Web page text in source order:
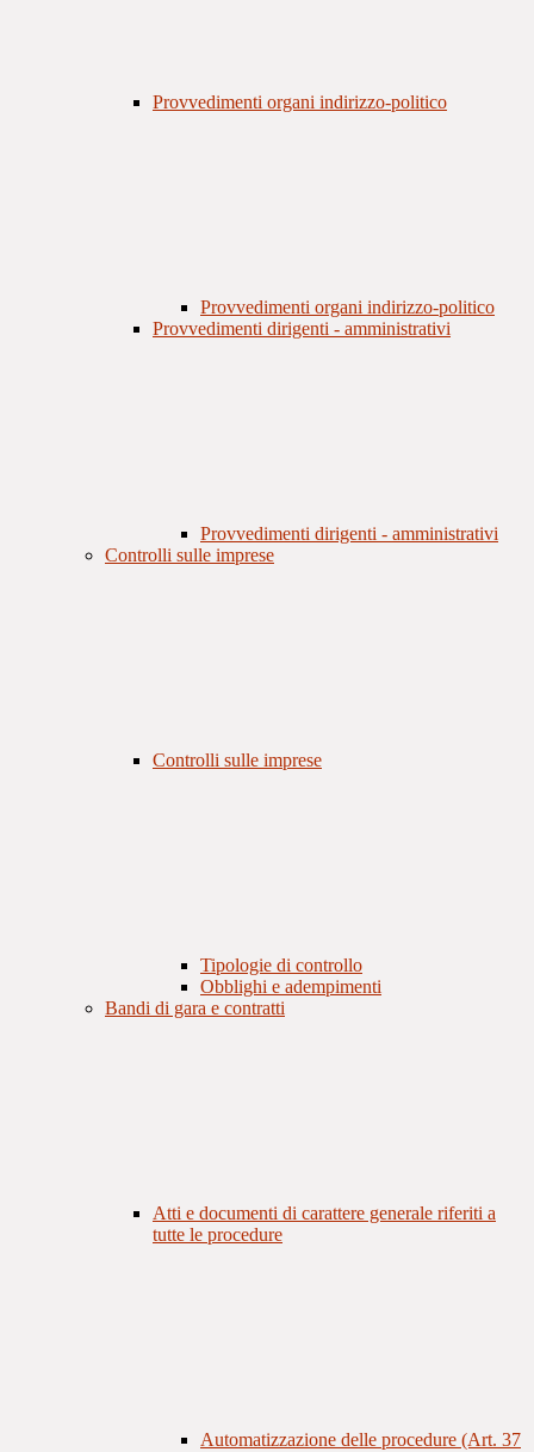
Provvedimenti organi indirizzo-politico
Provvedimenti organi indirizzo-politico
Provvedimenti dirigenti - amministrativi
Provvedimenti dirigenti - amministrativi
Controlli sulle imprese
Controlli sulle imprese
Tipologie di controllo
Obblighi e adempimenti
Bandi di gara e contratti
Atti e documenti di carattere generale riferiti a
tutte le procedure
Automatizzazione delle procedure (Art. 37